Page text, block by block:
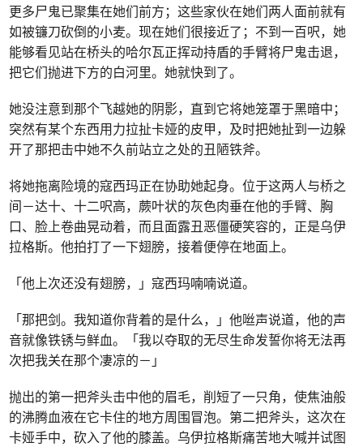
更多尸鬼已聚集在她们前方；这些家伙在她们两人面前就有
如被镰刀砍倒的小麦。现在她们很接近了；不到一百呎，她
能够看见站在桥头的哈尔瓦正挥动持盾的手臂将尸鬼击退，
把它们抛进下方的白河里。她就快到了。
她没注意到那个飞越她的阴影，直到它将她笼罩于黑暗中；
突然有某个东西用力拉扯卡娅的皮甲，及时把她扯到一边躲
开了那把击中她不久前站立之处的丑陋铁斧。
将她拖离险境的寇西玛正在协助她起身。位于这两人与桥之
间－达十、十二呎高，蕨叶状的灰色肉垂在他的手臂、胸
口、脸上卷曲晃动着，而且面露丑恶僵硬笑容的，正是乌伊
拉格斯。他拍打了一下翅膀，接着便停在地面上。
「他上次还没有翅膀，」寇西玛喃喃说道。
「那把剑。我知道你背着的是什么，」他咝声说道，他的声
音就像铁锈与鲜血。「我以夺取的无尽生命发誓你将无法再
次把我关在那个凄凉的－」
抛出的第一把斧头击中他的眉毛，削短了一只角，使焦油般
的沸腾血液在它卡住的地方周围冒泡。第二把斧头，这次在
卡娅手中，砍入了他的膝盖。乌伊拉格斯痛苦地大喊并试图